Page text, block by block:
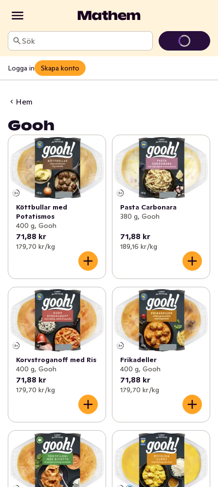
Sök
Logga in Skapa konto
Hem
Gooh
Köttbullar med
Potatismos
400 g, Gooh
71,88 kr
179,70 kr /kg
Pasta Carbonara
380 g, Gooh
71,88 kr
189,16 kr /kg
Korvstroganoff med Ris
400 g, Gooh
71,88 kr
179,70 kr /kg
Frikadeller
400 g, Gooh
71,88 kr
179,70 kr /kg